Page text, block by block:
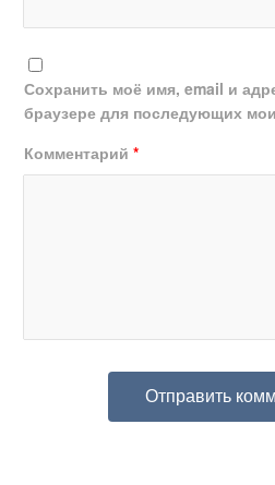
Сохранить моё имя, email и
браузере для последующих
Комментарий*